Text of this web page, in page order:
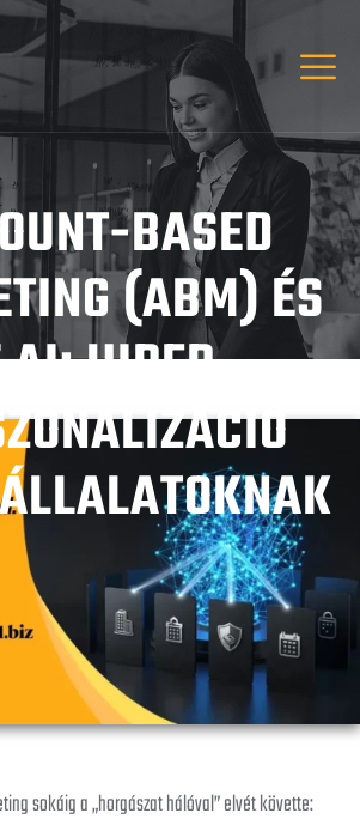
BASED
(ABM) ÉS
HIPER-
sokáig a „horgászat hálóval” elvét követte: